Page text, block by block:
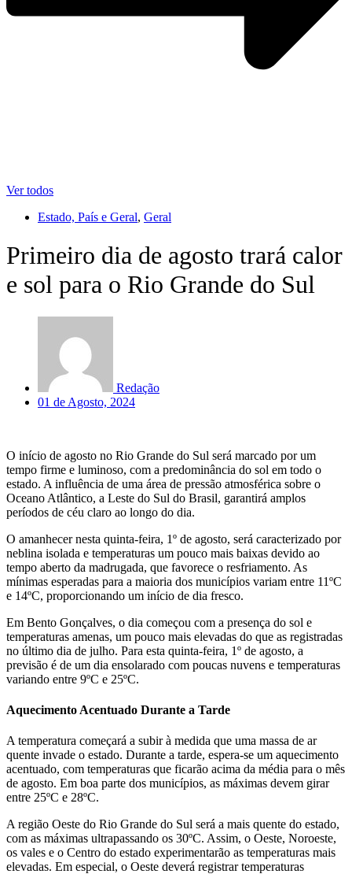
Ver todos
Estado, País e Geral, Geral
Primeiro dia de agosto trará calor
e sol para o Rio Grande do Sul
Redação
01 de Agosto, 2024
O início de agosto no Rio Grande do Sul será marcado por um
tempo firme e luminoso, com a predominância do sol em todo o
estado. A influência de uma área de pressão atmosférica sobre o
Oceano Atlântico, a Leste do Sul do Brasil, garantirá amplos
períodos de céu claro ao longo do dia.
O amanhecer nesta quinta-feira, 1º de agosto, será caracterizado por
neblina isolada e temperaturas um pouco mais baixas devido ao
tempo aberto da madrugada, que favorece o resfriamento. As
mínimas esperadas para a maioria dos municípios variam entre 11ºC
e 14ºC, proporcionando um início de dia fresco.
Em Bento Gonçalves, o dia começou com a presença do sol e
temperaturas amenas, um pouco mais elevadas do que as registradas
no último dia de julho. Para esta quinta-feira, 1º de agosto, a
previsão é de um dia ensolarado com poucas nuvens e temperaturas
variando entre 9ºC e 25ºC.
Aquecimento Acentuado Durante a Tarde
A temperatura começará a subir à medida que uma massa de ar
quente invade o estado. Durante a tarde, espera-se um aquecimento
acentuado, com temperaturas que ficarão acima da média para o mês
de agosto. Em boa parte dos municípios, as máximas devem girar
entre 25ºC e 28ºC.
A região Oeste do Rio Grande do Sul será a mais quente do estado,
com as máximas ultrapassando os 30ºC. Assim, o Oeste, Noroeste,
os vales e o Centro do estado experimentarão as temperaturas mais
elevadas. Em especial, o Oeste deverá registrar temperaturas